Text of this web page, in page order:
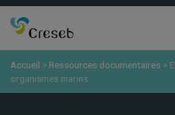
Accueil > Ressources documentaires >
organismes marins